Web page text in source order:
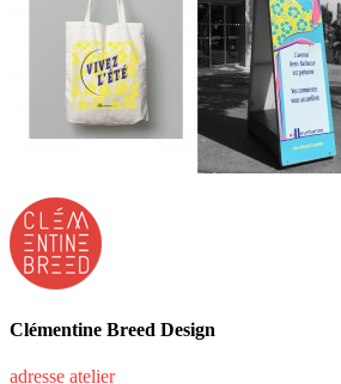
Clémentine Breed Design
adresse atelier